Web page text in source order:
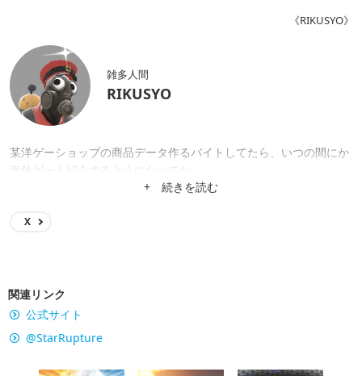
《RIKUSYO》
雑多人間
RIKUSYO
某洋ゲーショップの商品データ作るバイトしてたら、いつの間にか
海外ゲーム紹介するようになってた。
+ 続きを読む
X
関連リンク
公式サイト
@StarRupture